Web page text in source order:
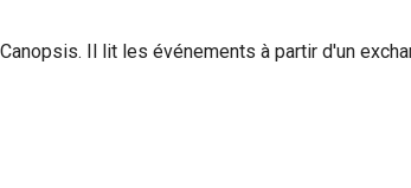
Il lit les événements à partir d'un